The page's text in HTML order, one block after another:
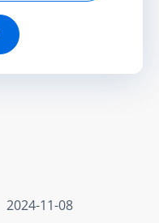
2024-11-08